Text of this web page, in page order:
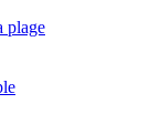
plage